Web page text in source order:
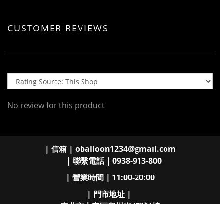
CUSTOMER REVIEWS
No review for this product
| 信箱 | oballoon1234@gmail.com
| 聯繫電話 | 0938-913-800
| 營業時間 | 11:00-20:00
| 門市地址 |